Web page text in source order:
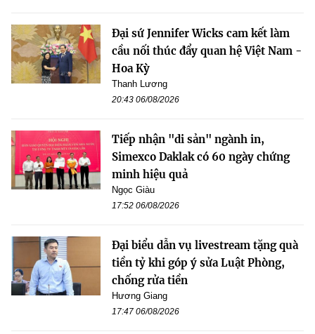
Đại sứ Jennifer Wicks cam kết làm
cầu nối thúc đẩy quan hệ Việt Nam -
Hoa Kỳ
Thanh Lương
20:43 06/08/2026
Tiếp nhận "di sản" ngành in,
Simexco Daklak có 60 ngày chứng
minh hiệu quả
Ngọc Giàu
17:52 06/08/2026
Đại biểu dẫn vụ livestream tặng quà
tiền tỷ khi góp ý sửa Luật Phòng,
chống rửa tiền
Hương Giang
17:47 06/08/2026